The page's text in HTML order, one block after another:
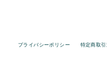
プライバシーポリシー 特定商取